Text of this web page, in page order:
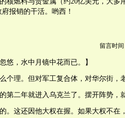
报销的干活。哟西！
留言时间
悠，水中月镜中花而已。】
个理。但对军工复合体，对华尔街，
第二年就进入乌克兰了。摆开阵势，
。这还因他大权在握。如果大权不在